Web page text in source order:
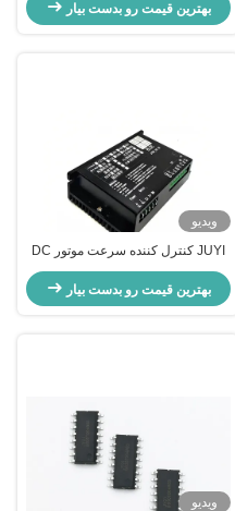
موتور IC راننده موتور IC
بهترین قیمت رو بدست بیار
ویدیو
JUYI کنترل کننده سرعت موتور DC
3 فاز قابل برنامه ریزی 60A برای راه
حل بدون سنسور
بهترین قیمت رو بدست بیار
ویدیو